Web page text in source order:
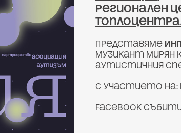
Регионален
Представяме
музикант Мирян
аутистичния
С участието на:
Facebook